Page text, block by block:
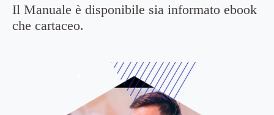
Il Manuale è disponibile sia informato ebook
che cartaceo.